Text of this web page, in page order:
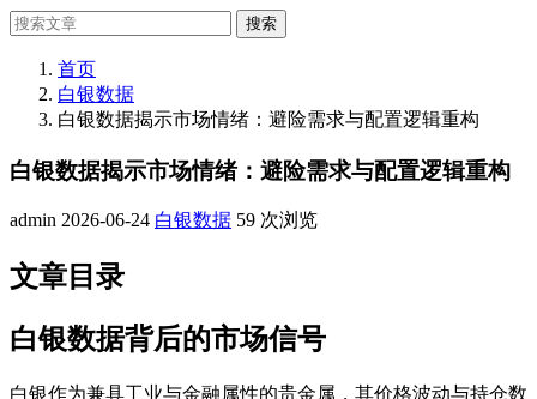
搜
搜索
首页
白银数据
白银数据揭示市场情绪：避险需求与配置逻辑重构
白银数据揭示市场情绪：避险需求与配置逻辑重构
admin 2026-06-24 白银数据 59 次浏览
文章目录
白银数据背后的市场信号
白银作为兼具工业与金融属性的贵金属，其价格波动与持仓数